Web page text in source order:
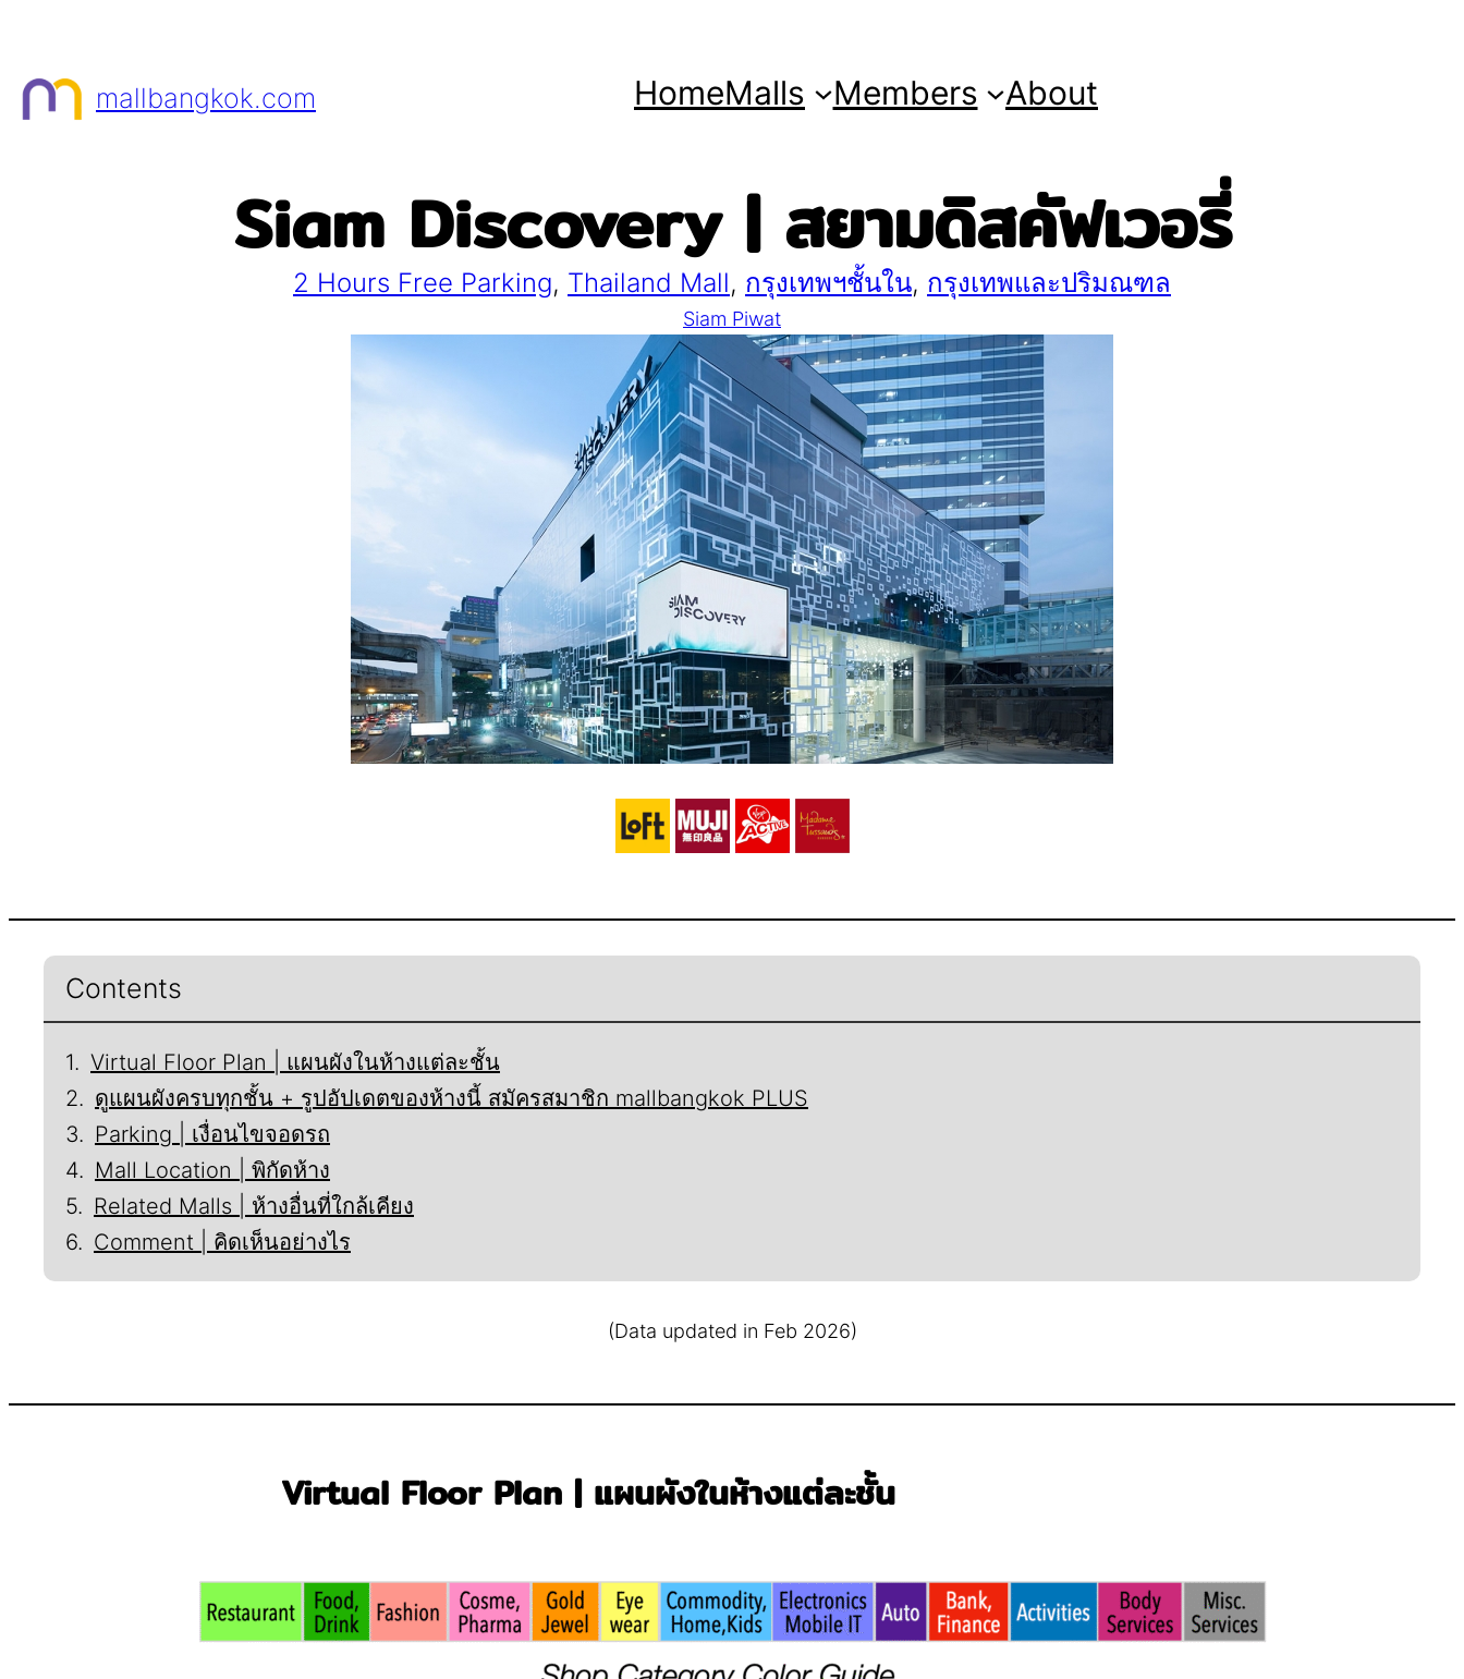
content
mallbangkok.com HomeMalls Members About
Siam Discovery | สยามดิสคัฟเวอรี่
2 Hours Free Parking, Thailand Mall, กรุงเทพฯชั้นใน, กรุงเทพและปริมณฑล
Siam Piwat
Contents
Virtual Floor Plan | แผนผังในห้างแต่ละชั้น
ดูแผนผังครบทุกชั้น + รูปอัปเดตของห้างนี้ สมัครสมาชิก mallbangkok PLUS
Parking | เงื่อนไขจอดรถ
Mall Location | พิกัดห้าง
Related Malls | ห้างอื่นที่ใกล้เคียง
Comment | คิดเห็นอย่างไร
(Data updated in Feb 2026)
Virtual Floor Plan | แผนผังในห้างแต่ละชั้น